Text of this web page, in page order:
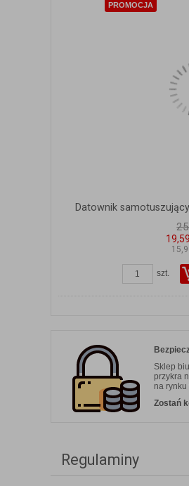
PROMOCJA
Datownik
szt.
Sklep
przykra
na
Zostań
Regulaminy